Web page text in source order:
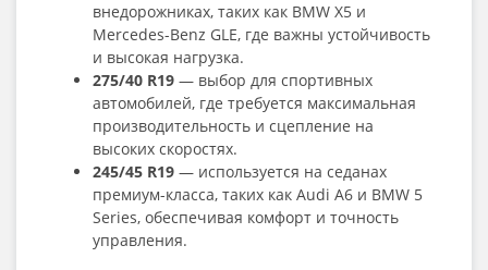
внедорожниках, таких как BMW X5 и
Mercedes-Benz GLE, где важны устойчивость
и высокая нагрузка.
275/40 R19 — выбор для спортивных
автомобилей, где требуется максимальная
производительность и сцепление на
высоких скоростях.
245/45 R19 — используется на седанах
премиум-класса, таких как Audi A6 и BMW 5
Series, обеспечивая комфорт и точность
управления.